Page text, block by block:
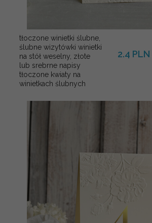
tłoczone winietki ślubne,
ślubne wizytówki winietki
na stół weselny, złote
lub srebrne napisy
tłoczone kwiaty na
winietkach ślubnych
2.4 PLN